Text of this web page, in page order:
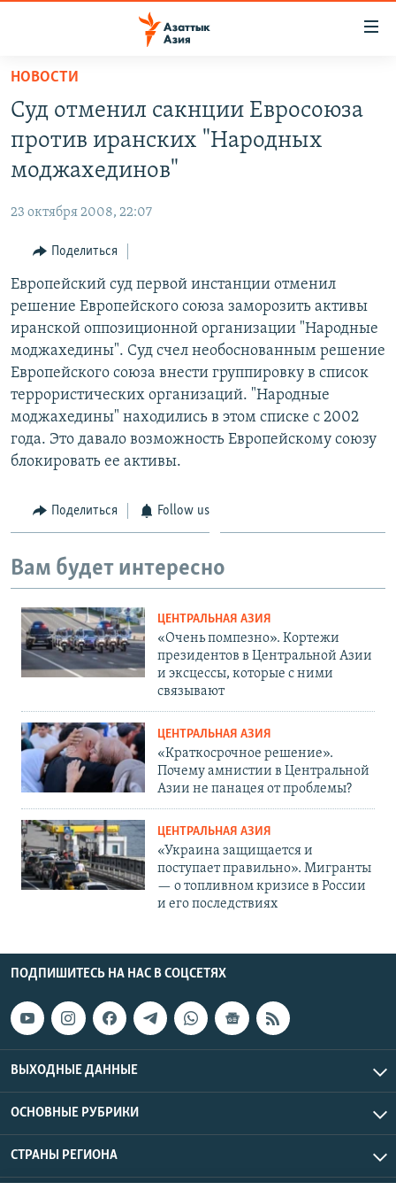
Вернуться
основному
содержанию
Вернутся
главной
навигации
Вернутся
поиску
ТАДЖИКИСТАН
НОВОСТИ
ВОЙНА В УКРАИНЕ
ҚАЗАҚША
КЫРГЫЗЧА
ЎЗБЕКЧА
TÜRKMENÇE
Все сайты РСЕ/РС
НОВОСТИ
Суд отменил сакнции Евросоюза
против иранских "Народных
моджахединов"
23 октября 2008, 22:07
Поделиться
Европейский суд первой инстанции отменил
решение Европейского союза заморозить активы
иранской оппозиционной организации "Народные
моджахедины". Суд счел необоснованным решение
Европейского союза внести группировку в список
террористических организаций. "Народные
моджахедины" находились в этом списке с 2002
года. Это давало возможность Европейскому союзу
блокировать ее активы.
Поделиться Follow us
Вам будет интересно
ЦЕНТРАЛЬНАЯ АЗИЯ
«Очень помпезно». Кортежи
президентов в Центральной Азии
и эксцессы, которые с ними
связывают
ЦЕНТРАЛЬНАЯ АЗИЯ
«Краткосрочное решение».
Почему амнистии в Центральной
Азии не панацея от проблемы?
ЦЕНТРАЛЬНАЯ АЗИЯ
«Украина защищается и
поступает правильно». Мигранты
— о топливном кризисе в России
и его последствиях
ПОДПИШИТЕСЬ НА НАС В СОЦСЕТЯХ
ВЫХОДНЫЕ ДАННЫЕ
ОСНОВНЫЕ РУБРИКИ
СТРАНЫ РЕГИОНА